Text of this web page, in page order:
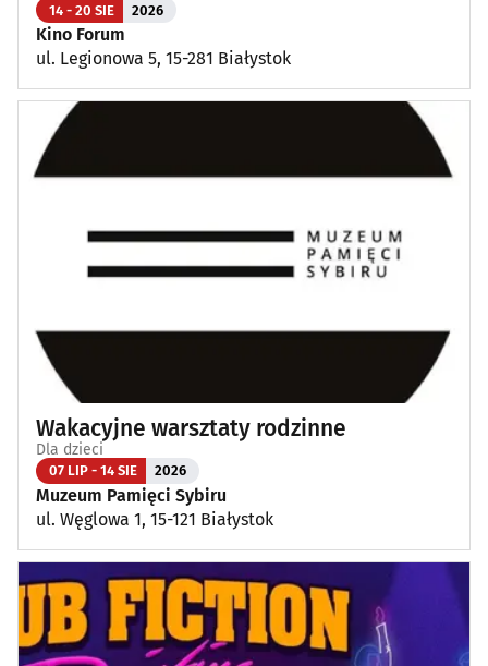
14 - 20 SIE 2026
Kino Forum
ul. Legionowa 5, 15-281 Białystok
Wakacyjne warsztaty rodzinne
Dla dzieci
07 LIP - 14 SIE 2026
Muzeum Pamięci Sybiru
ul. Węglowa 1, 15-121 Białystok